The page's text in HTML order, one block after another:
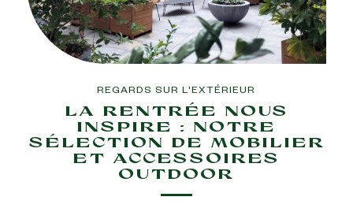
REGARDS SUR L'EXTÉRIEUR
LA RENTRÉE NOUS
INSPIRE : NOTRE
SÉLECTION DE MOBILIER
ET ACCESSOIRES
OUTDOOR